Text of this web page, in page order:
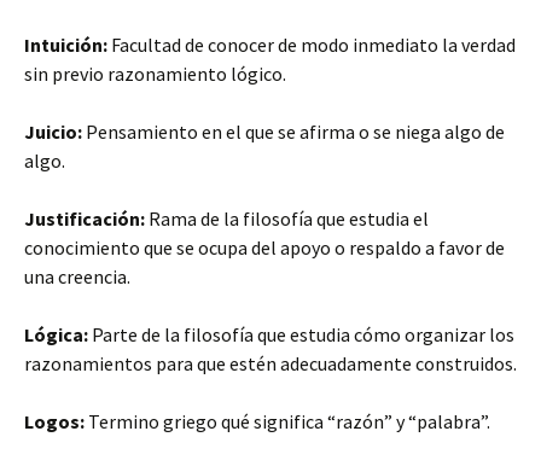
Intuición: Facultad de conocer de modo inmediato la verdad
sin previo razonamiento lógico.
Juicio: Pensamiento en el que se afirma o se niega algo de
algo.
Justificación: Rama de la filosofía que estudia el
conocimiento que se ocupa del apoyo o respaldo a favor de
una creencia.
Lógica: Parte de la filosofía que estudia cómo organizar los
razonamientos para que estén adecuadamente construidos.
Logos: Termino griego qué significa “razón” y “palabra”.